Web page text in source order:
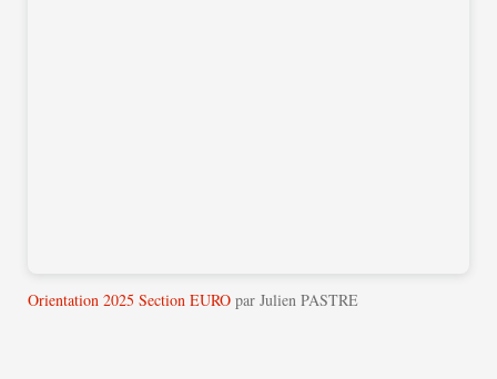
Orientation 2025 Section EURO par Julien PASTRE